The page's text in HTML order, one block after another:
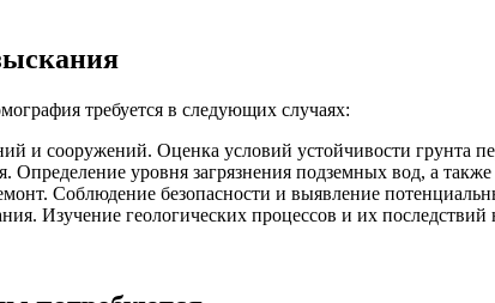
требуется в следующих случаях:
и сооружений. Оценка условий устойчивости грунта
Определение уровня загрязнения подземных вод, а
Соблюдение безопасности и выявление
Изучение геологических процессов и их